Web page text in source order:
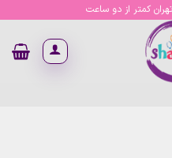
کمتر از دو ساعت